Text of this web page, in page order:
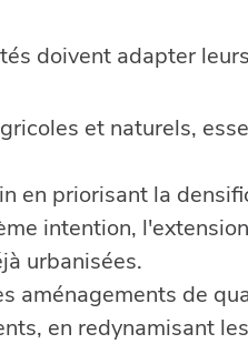
doivent adapter
et naturels,
en priorisant la
intention,
urbanisées.
aménagements de
en redynamisant